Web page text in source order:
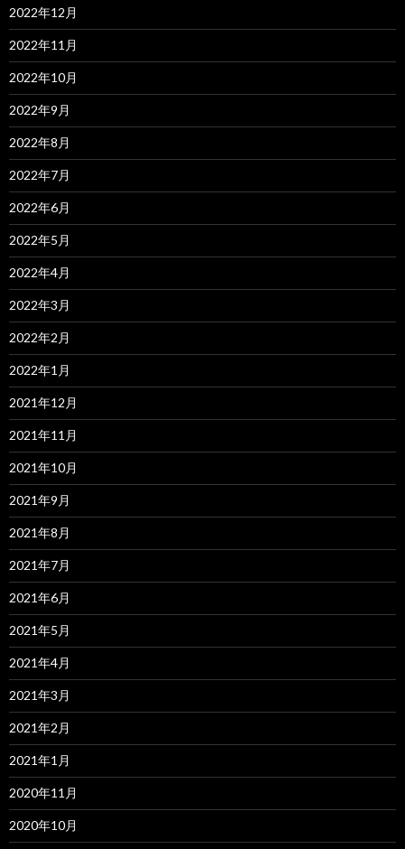
2022年12月
2022年11月
2022年10月
2022年9月
2022年8月
2022年7月
2022年6月
2022年5月
2022年4月
2022年3月
2022年2月
2022年1月
2021年12月
2021年11月
2021年10月
2021年9月
2021年8月
2021年7月
2021年6月
2021年5月
2021年4月
2021年3月
2021年2月
2021年1月
2020年11月
2020年10月